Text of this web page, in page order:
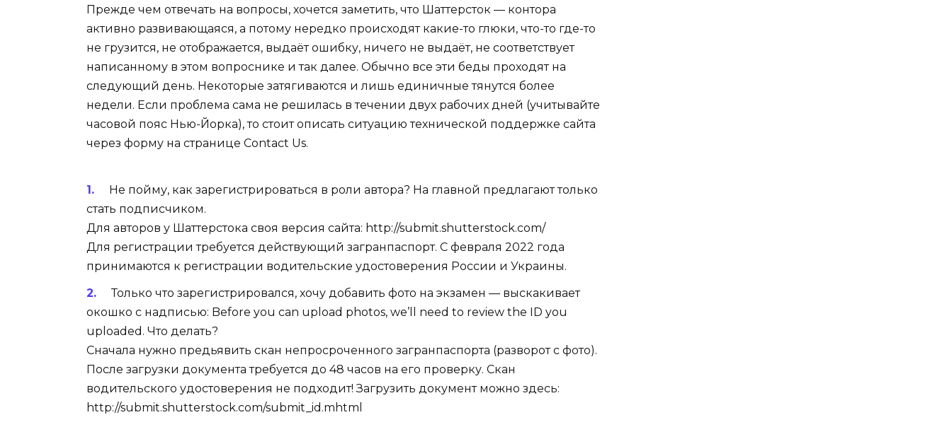
Прежде чем отвечать на вопросы, хочется заметить, что Шаттерсток — контора
активно развивающаяся, а потому нередко происходят какие-то глюки, что-то где-то
не грузится, не отображается, выдаёт ошибку, ничего не выдаёт, не соответствует
написанному в этом вопроснике и так далее. Обычно все эти беды проходят на
следующий день. Некоторые затягиваются и лишь единичные тянутся более
недели. Если проблема сама не решилась в течении двух рабочих дней (учитывайте
часовой пояс Нью-Йорка), то стоит описать ситуацию технической поддержке сайта
через форму на странице Contact Us.
Не пойму, как зарегистрироваться в роли автора? На главной предлагают только
стать подписчиком.
Для авторов у Шаттерстока своя версия сайта: http://submit.shutterstock.com/
Для регистрации требуется действующий загранпаспорт. С февраля 2022 года
принимаются к регистрации водительские удостоверения России и Украины.
Только что зарегистрировался, хочу добавить фото на экзамен — выскакивает
окошко с надписью: Before you can upload photos, we’ll need to review the ID you
uploaded. Что делать?
Cначала нужно предьявить скан непросроченного загранпаспорта (разворот с фото).
После загрузки документа требуется до 48 часов на его проверку. Cкан
водительского удостоверения не подходит! Загрузить документ можно здесь:
http://submit.shutterstock.com/submit_id.mhtml